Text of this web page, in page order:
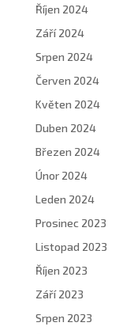
Říjen 2024
Září 2024
Srpen 2024
Červen 2024
Květen 2024
Duben 2024
Březen 2024
Únor 2024
Leden 2024
Prosinec 2023
Listopad 2023
Říjen 2023
Září 2023
Srpen 2023